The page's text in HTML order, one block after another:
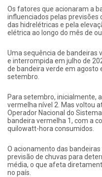
Os fatores que acionaram a
influenciados pelas previsões
das hidrelétricas e pela
elétrica ao longo do mês de
Uma sequência de bandeiras
e interrompida em julho de
de bandeira verde em agosto
setembro.
Para setembro, inicialmente,
vermelha nível 2. Mas voltou
Operador Nacional do
bandeira vermelha 1, com a
quilowatt-hora consumidos.
O acionamento das
previsão de chuvas para
média, o que afeta
no país.